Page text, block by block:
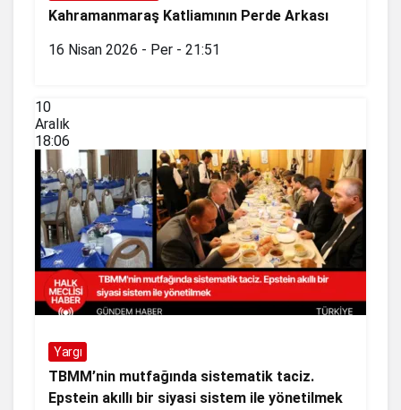
Kahramanmaraş Katliamının Perde Arkası
16 Nisan 2026 - Per - 21:51
10
Aralık
18:06
Yargı
TBMM’nin mutfağında sistematik taciz.
Epstein akıllı bir siyasi sistem ile yönetilmek